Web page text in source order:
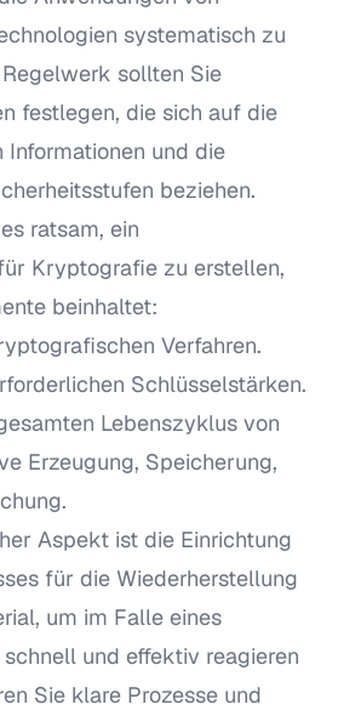
systematisch zu
sollten Sie
festlegen, die sich auf die
und die
beziehen.
ratsam, ein
Kryptografie zu erstellen,
beinhaltet:
Verfahren.
Schlüsselstärken.
Lebenszyklus von
Erzeugung, Speicherung,
Aspekt ist die Einrichtung
für die Wiederherstellung
um im Falle eines
und effektiv reagieren
Sie klare Prozesse und